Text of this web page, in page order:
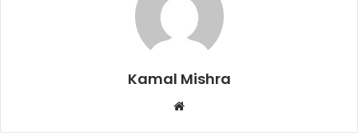
Kamal Mishra
Website